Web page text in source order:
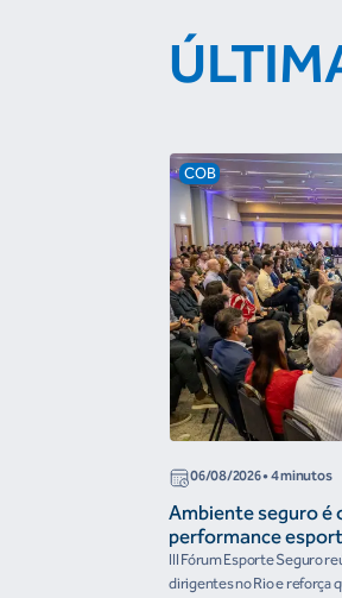
COB
06/08/2026• 4 minutos
Ambiente seguro é
performance
III Fórum Esporte Seguro
dirigentes no Rio e reforça